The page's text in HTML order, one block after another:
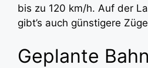
bis zu 120 km/h. Auf der
gibt’s auch günstigere
Geplante